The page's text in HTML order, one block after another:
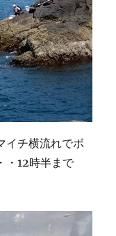
イチ横流れでボ
・12時半まで